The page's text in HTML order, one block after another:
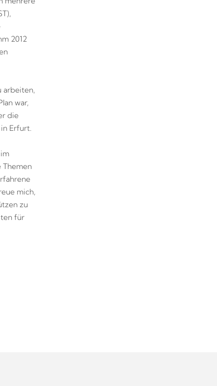
2012
arbeiten,
war,
die
Erfurt.
Themen
mich,
zu
für